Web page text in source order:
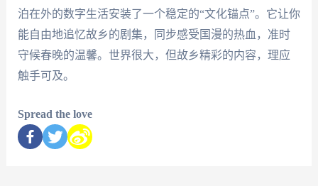
泊在外的数字生活安装了一个稳定的“文化锚点”。它让你
能自由地追忆故乡的剧集，同步感受国漫的热血，准时
守候春晚的温馨。世界很大，但故乡精彩的内容，理应
触手可及。
Spread the love